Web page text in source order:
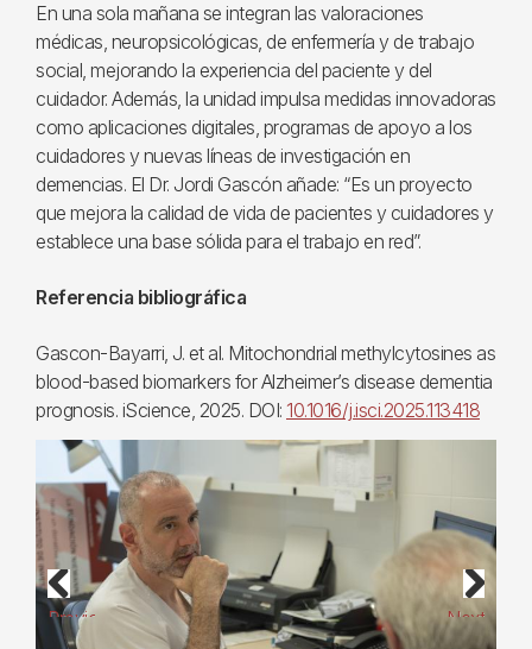
En una sola mañana se integran las valoraciones
médicas, neuropsicológicas, de enfermería y de trabajo
social, mejorando la experiencia del paciente y del
cuidador. Además, la unidad impulsa medidas innovadoras
como aplicaciones digitales, programas de apoyo a los
cuidadores y nuevas líneas de investigación en
demencias. El Dr. Jordi Gascón añade: “Es un proyecto
que mejora la calidad de vida de pacientes y cuidadores y
establece una base sólida para el trabajo en red”.
Referencia bibliográfica
Gascon-Bayarri, J. et al. Mitochondrial methylcytosines as
blood-based biomarkers for Alzheimer’s disease dementia
prognosis. iScience, 2025. DOI: 10.1016/j.isci.2025.113418
Previous Next